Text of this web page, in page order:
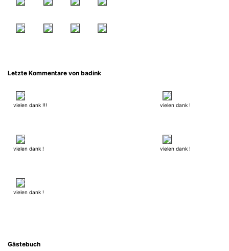
Letzte Kommentare von badink
vielen dank !!! vielen dank !
vielen dank ! vielen dank !
vielen dank !
Gästebuch